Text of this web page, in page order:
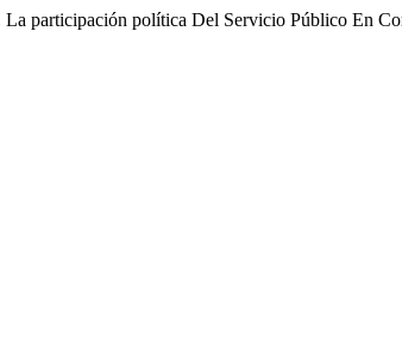
participación política Del Servicio Público En